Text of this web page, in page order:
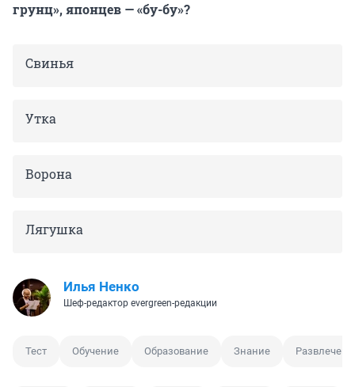
грунц», японцев — «бу-бу»?
Свинья
Утка
Ворона
Лягушка
Илья Ненко
Шеф-редактор evergreen-редакции
Тест Обучение Образование Знание